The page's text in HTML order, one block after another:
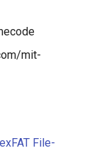
mit-
File-